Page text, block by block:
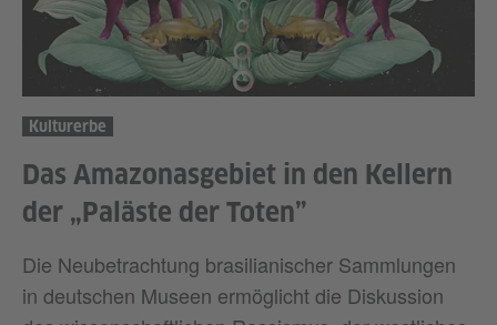
Kulturerbe
Das Amazonasgebiet in den Kellern
der „Paläste der Toten”
Die Neubetrachtung brasilianischer Sammlungen
in deutschen Museen ermöglicht die Diskussion